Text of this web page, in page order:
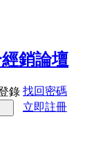
錄 找回密碼
立即註冊